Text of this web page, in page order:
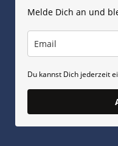
Melde Dich an und
Du kannst Dich jederzeit